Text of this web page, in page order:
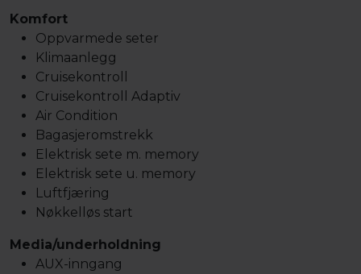
Komfort
Oppvarmede seter
Klimaanlegg
Cruisekontroll
Cruisekontroll Adaptiv
Air Condition
Bagasjeromstrekk
Elektrisk sete m. memory
Elektrisk sete u. memory
Luftfjæring
Nøkkelløs start
Media/underholdning
AUX-inngang